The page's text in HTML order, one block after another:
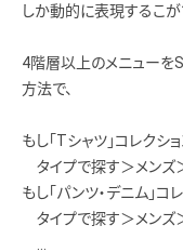
しか動的に表現するこが
4階層以上のメニューを
方法で、
もし「Tシャツ」コレクシ
タイプで探す＞メンズ
もし「パンツ・デニム」コ
タイプで探す＞メンズ